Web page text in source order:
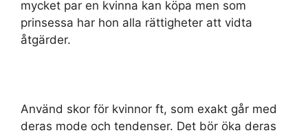
mycket par en kvinna kan köpa men som
prinsessa har hon alla rättigheter att vidta
åtgärder.
Använd skor för kvinnor ft, som exakt går med
deras mode och tendenser. Det bör öka deras